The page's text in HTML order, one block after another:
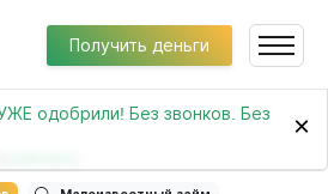
одобрили! Без звонков. Без
×
Получить деньги